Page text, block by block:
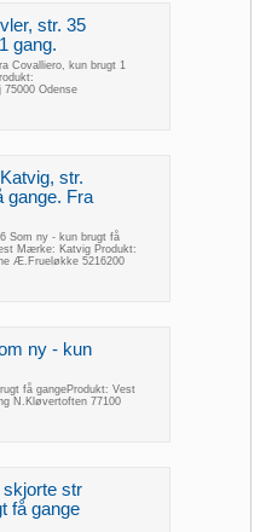
str. 35
gang.
Covalliero, kun brugt 1
75000 Odense
str.
gange. Fra
Som ny - kun brugt få
Mærke: Katvig Produkt:
Æ.Frueløkke 5216200
ny - kun
få gangeProdukt: Vest
N.Kløvertoften 77100
skjorte str
få gange